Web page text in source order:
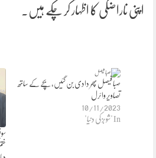
اپنی ناراضگی کا اظہار کر چکے ہیں۔
صبا فیصل پھر دادی بن گئیں، بچے کے ساتھ
تصاویر وائرل
10/11/2023
In "شوبز کی دنیا"